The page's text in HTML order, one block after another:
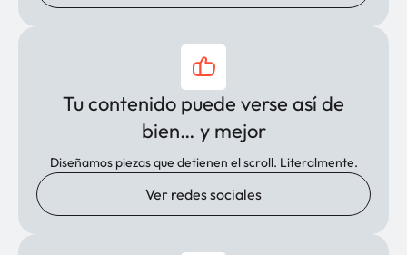
Tu contenido puede verse así de
bien… y mejor
Diseñamos piezas que detienen el scroll. Literalmente.
Ver redes sociales